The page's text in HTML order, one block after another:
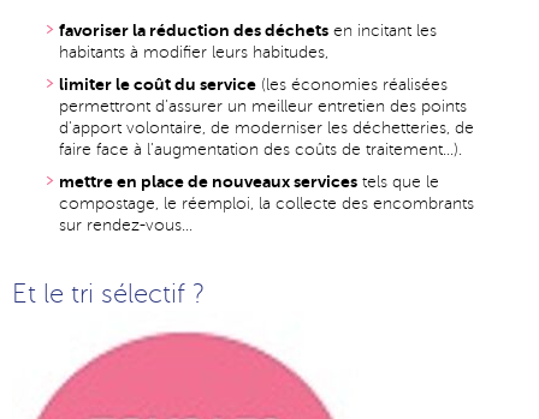
favoriser la réduction des déchets en incitant les
habitants à modifier leurs habitudes,
limiter le coût du service (les économies réalisées
permettront d’assurer un meilleur entretien des points
d’apport volontaire, de moderniser les déchetteries, de
faire face à l’augmentation des coûts de traitement…).
mettre en place de nouveaux services tels que le
compostage, le réemploi, la collecte des encombrants
sur rendez-vous...
Et le tri sélectif ?